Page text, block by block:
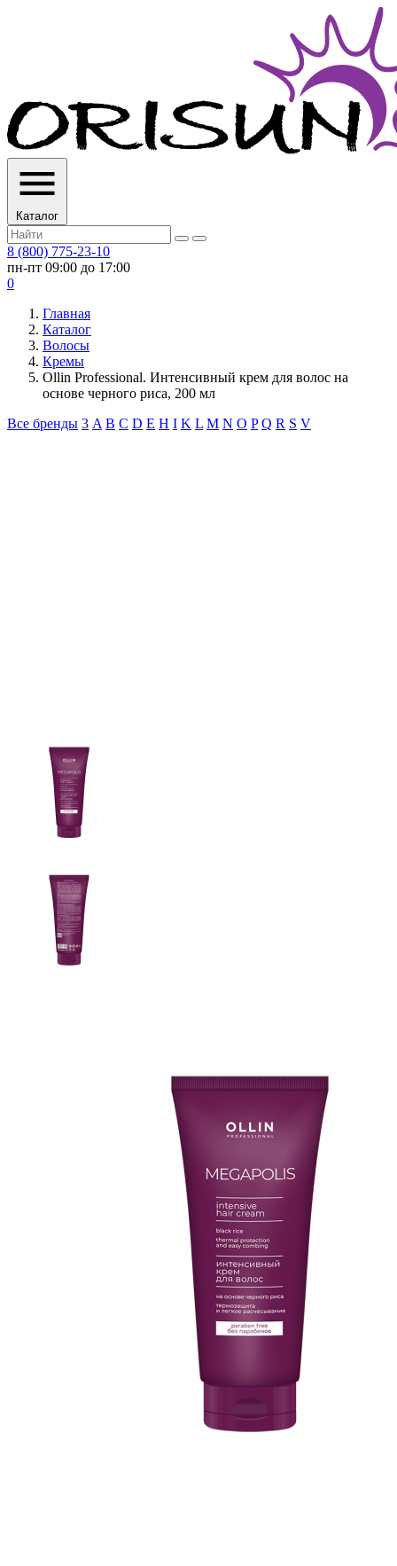
Каталог
8 (800) 775-23-10
пн-пт 09:00 до 17:00
0
Главная
Каталог
Волосы
Кремы
Ollin Professional. Интенсивный крем для волос на
основе черного риса, 200 мл
Все бренды 3 A B C D E H I K L M N O P Q R S V